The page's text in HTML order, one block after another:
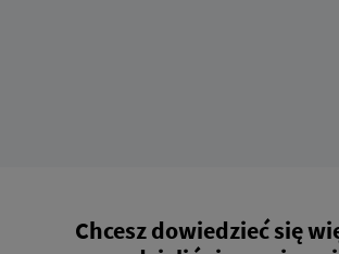
Chcesz dowiedzieć się